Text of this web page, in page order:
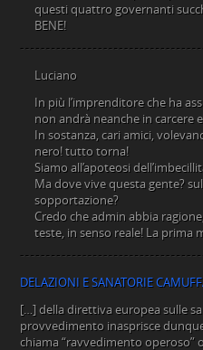
questi quattro governanti
BENE!
Luciano
In più l’imprenditore che ha
non andrà neanche in carcere
In sostanza, cari amici,
nero! tutto torna!
Siamo all’apoteosi
Ma dove vive questa gente?
sopportazione?
Credo che admin abbia
teste, in senso reale! La prima
DELAZIONI E SANATORIE
[…] della direttiva europea sulle
provvedimento inasprisce
chiama “ravvedimento operoso”